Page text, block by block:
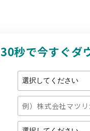
30秒で今すぐダ